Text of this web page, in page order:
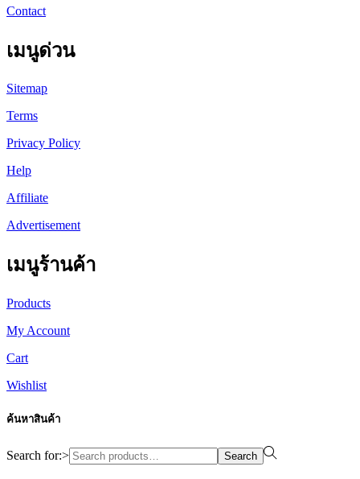
Contact
เมนูด่วน
Sitemap
Terms
Privacy Policy
Help
Affiliate
Advertisement
เมนูร้านค้า
Products
My Account
Cart
Wishlist
ค้นหาสินค้า
Search for:> Search